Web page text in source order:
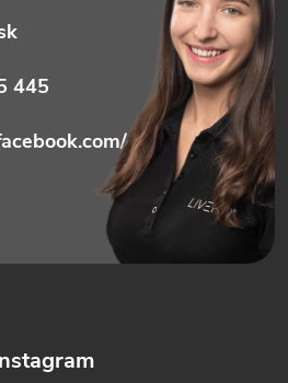
445
ceranosk